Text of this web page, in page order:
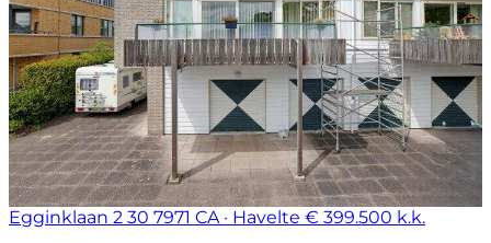
Egginklaan 2 30 7971 CA · Havelte € 399.500 k.k.